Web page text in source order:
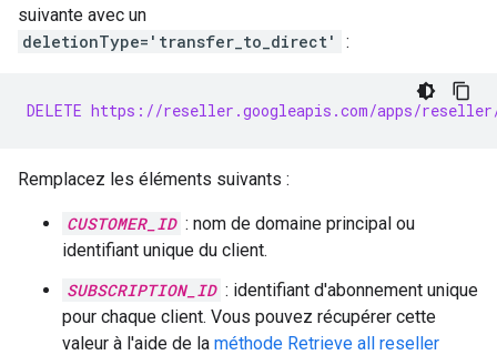
suivante avec un
deletionType='transfer_to_direct'
:
DELETE https://reseller.googleapis.com/apps/
Remplacez les éléments suivants :
CUSTOMER_ID : nom de domaine principal ou
identifiant unique du client.
SUBSCRIPTION_ID : identifiant d'abonnement unique
pour chaque client. Vous pouvez récupérer cette
valeur à l'aide de la méthode Retrieve all reseller